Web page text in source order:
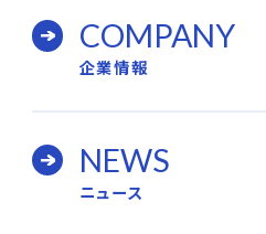
COMPANY
企業情報
NEWS
ニュース